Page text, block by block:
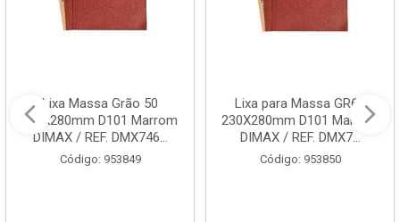
Lixa Massa Grão 50
230x280mm D101 Marrom
DIMAX / REF. DMX746...
Código: 953849
Lixa para Massa GR60
230X280mm D101 Marrom
DIMAX / REF. DMX7...
Código: 953850